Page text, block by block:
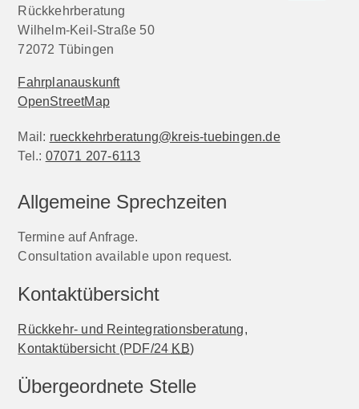
Rückkehrberatung
Wilhelm-Keil-Straße 50
72072 Tübingen
Fahrplanauskunft
OpenStreetMap
Mail: rueckkehrberatung@kreis-tuebingen.de
Tel.: 07071 207-6113
Allgemeine Sprechzeiten
Termine auf Anfrage.
Consultation available upon request.
Kontaktübersicht
Rückkehr- und Reintegrationsberatung,
Kontaktübersicht(PDF/24 KB)
Übergeordnete Stelle